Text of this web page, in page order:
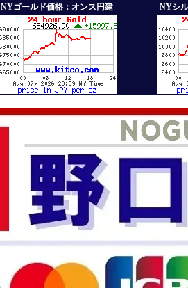
NYゴールド価格：オンス円建 NYシ